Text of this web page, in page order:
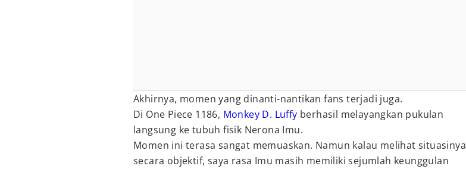
Akhirnya, momen yang dinanti-nantikan fans terjadi juga.
Di One Piece 1186, Monkey D. Luffy berhasil melayangkan pukulan
langsung ke tubuh fisik Nerona Imu.
Momen ini terasa sangat memuaskan. Namun kalau melihat situasinya
secara objektif, saya rasa Imu masih memiliki sejumlah keunggulan